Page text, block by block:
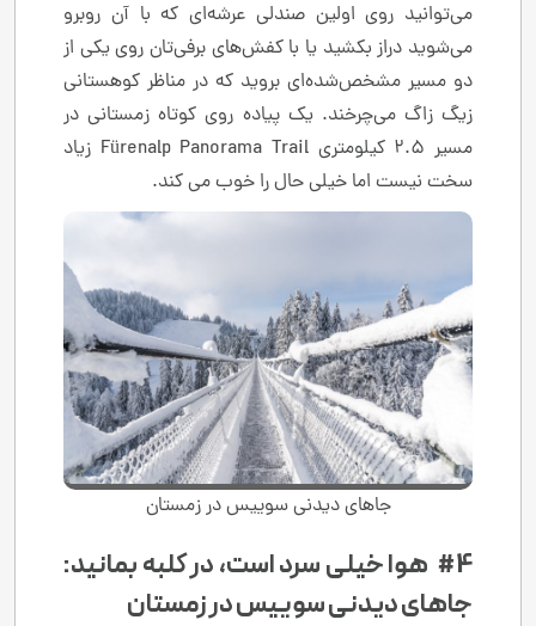
می‌توانید روی اولین صندلی عرشه‌ای که با آن روبرو
می‌شوید دراز بکشید یا با کفش‌های برفی‌تان روی یکی از
دو مسیر مشخص‌شده‌ای بروید که در مناظر کوهستانی
زیگ زاگ می‌چرخند. یک پیاده روی کوتاه زمستانی در
مسیر 2.5 کیلومتری Fürenalp Panorama Trail زیاد
سخت نیست اما خیلی حال را خوب می کند.
جاهای دیدنی سوییس در زمستان
#4 هوا خیلی سرد است، در کلبه بمانید:
جاهای دیدنی سوییس در زمستان